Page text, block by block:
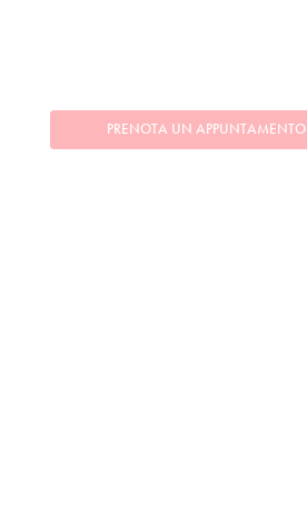
PRENOTA UN APPUNTAMENTO